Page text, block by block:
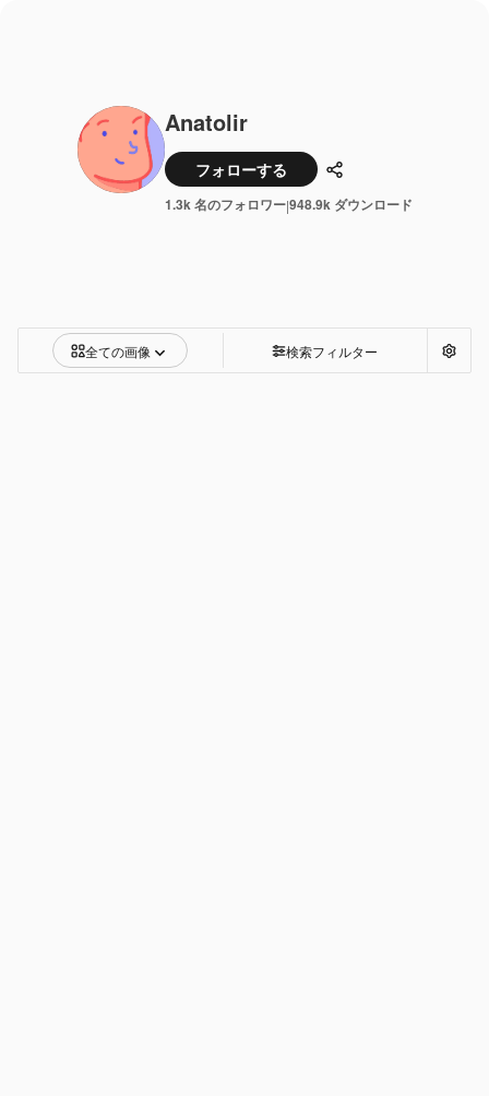
Anatolir
フォローする 共有
1.3k 名のフォロワー|948.9k ダウンロード
全ての画像 検索フィルター